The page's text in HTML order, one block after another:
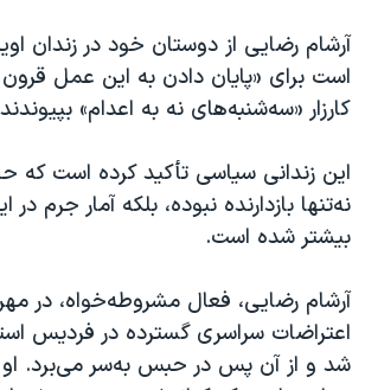
آرشام رضایی از دوستان خود در زندان
است برای «پایان دادن به این عمل
کارزار «سه‌شنبه‌های نه به اعدام»
این زندانی سیاسی تأکید کرده است که
نه‌تنها بازدارنده نبوده، بلکه آمار جرم در
بیشتر شده است.
اعتراضات سراسری گسترده در فردیس
شد و از آن پس در حبس به‌سر می‌برد. او‌